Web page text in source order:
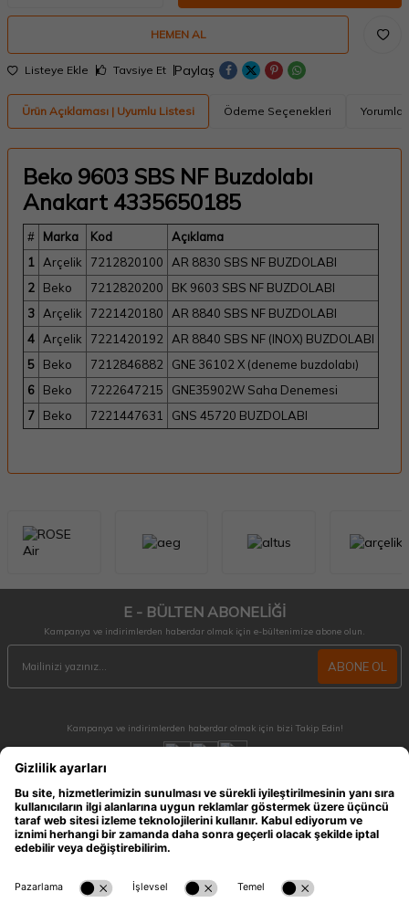
HEMEN AL
Listeye Ekle Tavsiye Et Paylaş
Ürün Açıklaması | Uyumlu Listesi Ödeme Seçenekleri Yorumlar
Beko 9603 SBS NF Buzdolabı
Anakart 4335650185
# Marka Kod
Açıklama
1 Arçelik 7212820100
AR 8830 SBS NF BUZDOLABI
2
Beko 7212820200
BK 9603 SBS NF BUZDOLABI
3 Arçelik 7221420180
AR 8840 SBS NF BUZDOLABI
4 Arçelik 7221420192 AR 8840 SBS NF (INOX) BUZDOLABI
5
Beko 7212846882
GNE 36102 X (deneme buzdolabı)
6
Beko 7222647215
GNE35902W Saha Denemesi
7
Beko 7221447631 GNS 45720 BUZDOLABI
E - BÜLTEN ABONELİĞİ
Kampanya ve indirimlerden haberdar olmak için e-bültenimize abone olun.
ABONE OL
Kampanya ve indirimlerden haberdar olmak için bizi Takip Edin!
MÜŞTERİ HİZMETLERİ
Hafta içi 09:30 - 18:30 / Hafta sonu 10:00 - 17:00 arası merak ettiğiniz tüm sorular ve
siparişleriniz için ulaşabilirsiniz.